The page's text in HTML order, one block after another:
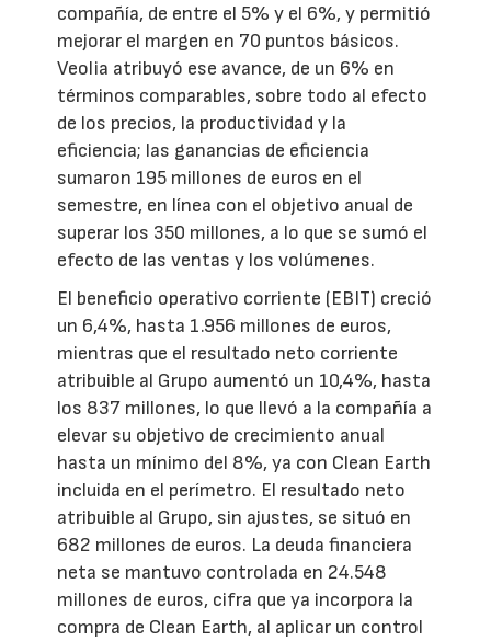
compañía, de entre el 5% y el 6%, y permitió
mejorar el margen en 70 puntos básicos.
Veolia atribuyó ese avance, de un 6% en
términos comparables, sobre todo al efecto
de los precios, la productividad y la
eficiencia; las ganancias de eficiencia
sumaron 195 millones de euros en el
semestre, en línea con el objetivo anual de
superar los 350 millones, a lo que se sumó el
efecto de las ventas y los volúmenes.
El beneficio operativo corriente (EBIT) creció
un 6,4%, hasta 1.956 millones de euros,
mientras que el resultado neto corriente
atribuible al Grupo aumentó un 10,4%, hasta
los 837 millones, lo que llevó a la compañía a
elevar su objetivo de crecimiento anual
hasta un mínimo del 8%, ya con Clean Earth
incluida en el perímetro. El resultado neto
atribuible al Grupo, sin ajustes, se situó en
682 millones de euros. La deuda financiera
neta se mantuvo controlada en 24.548
millones de euros, cifra que ya incorpora la
compra de Clean Earth, al aplicar un control